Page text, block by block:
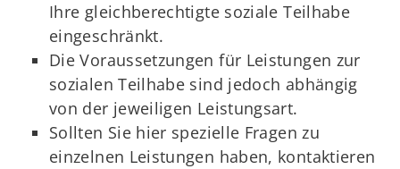
Ihre gleichberechtigte soziale Teilhabe
eingeschränkt.
Die Voraussetzungen für Leistungen zur
sozialen Teilhabe sind jedoch abhängig
von der jeweiligen Leistungsart.
Sollten Sie hier spezielle Fragen zu
einzelnen Leistungen haben, kontaktieren